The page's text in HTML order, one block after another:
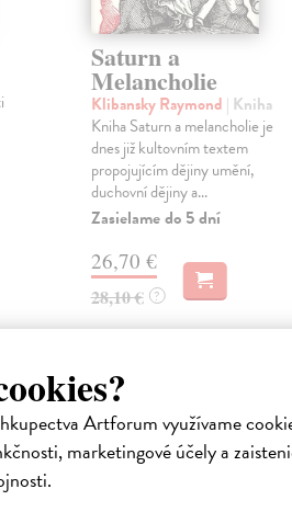
Artforum využívame
marketingové účely a
Saturn a
Melancholie
Klibansky Raymond | Kniha
Kniha Saturn a melancholie je
dnes již kultovním textem
propojujícím dějiny umění,
duchovní dějiny a...
Zasielame do 5 dní
26,70 €
28,10 € ?
s podobným